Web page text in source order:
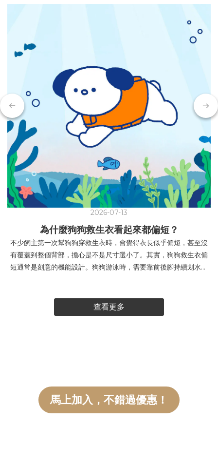
2026-07-13
為什麼狗狗救生衣看起來都偏短？
不少飼主第一次幫狗狗穿救生衣時，會覺得衣長似乎偏短，甚至沒
有覆蓋到整個背部，擔心是不是尺寸選小了。其實，狗狗救生衣偏
短通常是刻意的機能設計。狗狗游泳時，需要靠前後腳持續划水，
可能將救生衣往前推，造成頸部卡卡。狗狗救生衣的浮力通常集中
在胸腹周圍，部分款式也會加強頸部或下巴的支撐，幫助狗狗維持
肢活動，通常不代表尺寸太小。救生衣的重點不在於包得越多，而
是在需要的位置提供足夠浮力，同時保留狗狗自然活動的空間。 提
醒：救生衣屬於水上浮力輔助用品，無法完全取代飼主看顧。狗狗
查看更多
馬上加入，不錯過優惠！